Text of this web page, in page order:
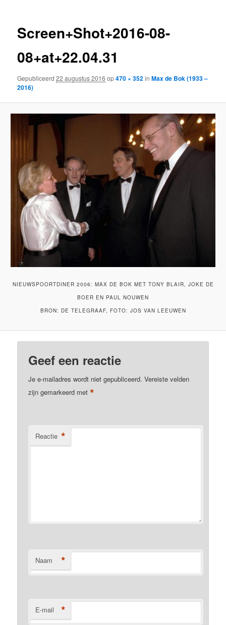
Screen+Shot+2016-08-
08+at+22.04.31
Gepubliceerd22 augustus 2016 op470 × 352inMax de Bok (1933 –
2016)
NIEUWSPOORTDINER 2006: MAX DE BOK MET TONY BLAIR, JOKE DE
BOER EN PAUL NOUWEN
BRON: DE TELEGRAAF, FOTO: JOS VAN LEEUWEN
Geef een reactie
Je e-mailadres wordt niet gepubliceerd. Vereiste velden
zijn gemarkeerd met*
Reactie *
Naam *
E-mail *